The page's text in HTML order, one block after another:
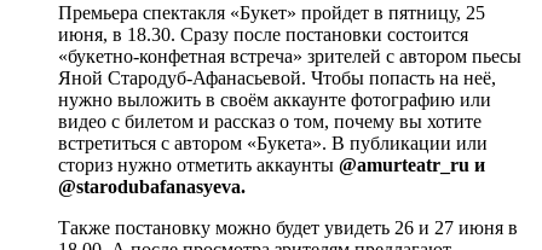
Премьера спектакля «Букет» пройдет в пятницу, 25
июня, в 18.30. Сразу после постановки состоится
«букетно-конфетная встреча» зрителей с автором пьесы
Яной Стародуб-Афанасьевой. Чтобы попасть на неё,
нужно выложить в своём аккаунте фотографию или
видео с билетом и рассказ о том, почему вы хотите
встретиться с автором «Букета». В публикации или
сториз нужно отметить аккаунты @amurteatr_ru и
@starodubafanasyeva.
Также постановку можно будет увидеть 26 и 27 июня в